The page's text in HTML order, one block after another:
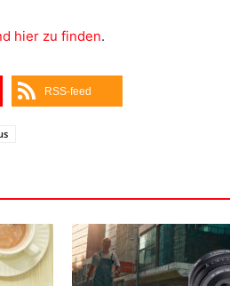
hier zu finden.
RSS-feed